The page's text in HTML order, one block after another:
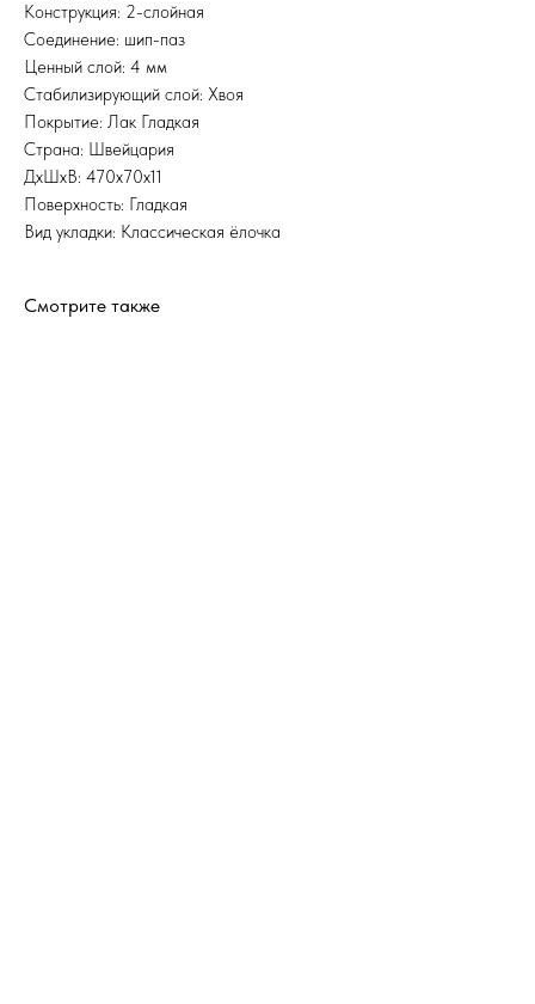
Конструкция: 2-слойная
Соединение: шип-паз
Ценный слой: 4 мм
Стабилизирующий слой: Хвоя
Покрытие: Лак Гладкая
Страна: Швейцария
ДхШхВ: 470x70x11
Поверхность: Гладкая
Вид укладки: Классическая ёлочка
Смотрите также